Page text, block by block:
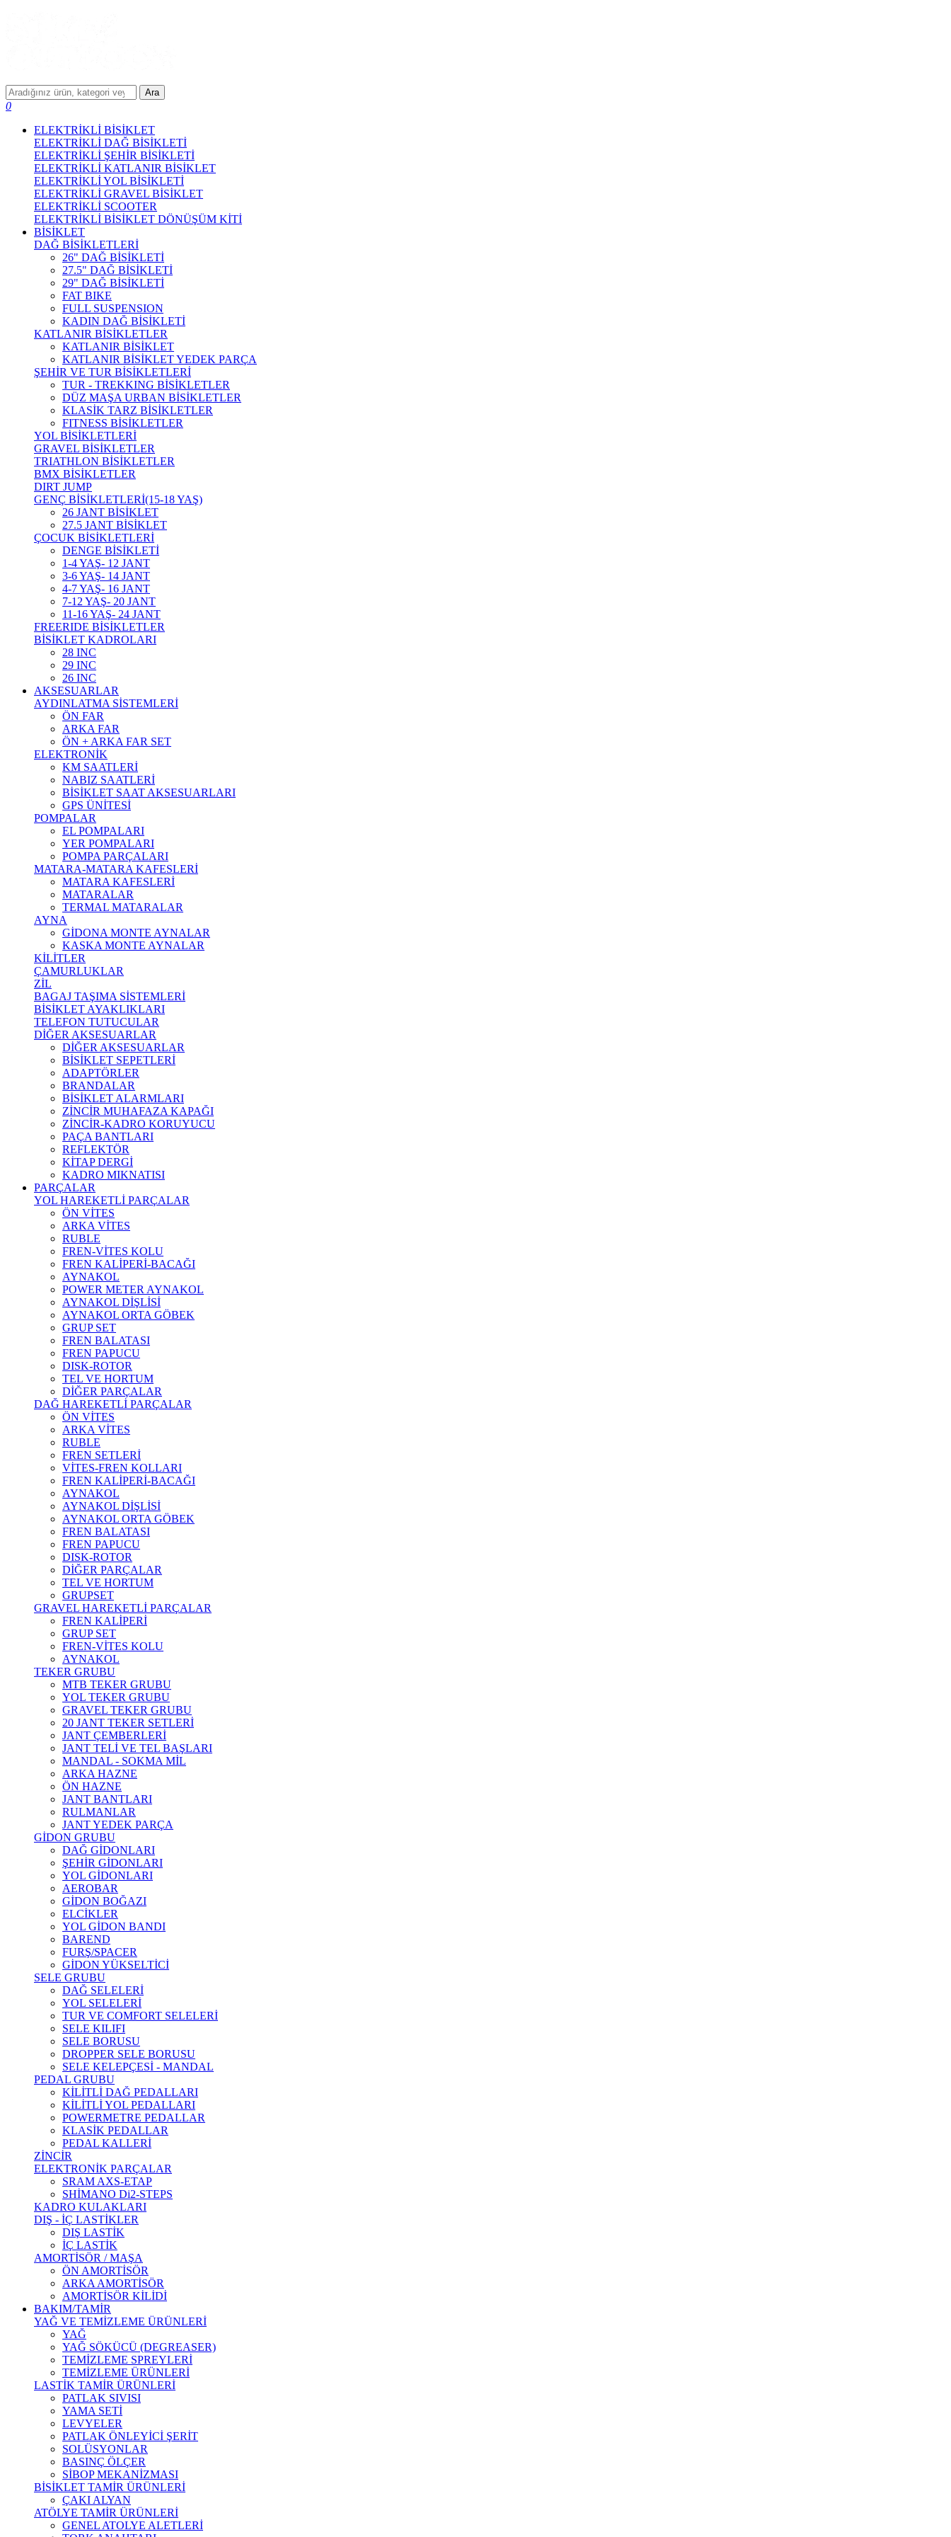
Ara
0
ELEKTRİKLİ BİSİKLET
ELEKTRİKLİ DAĞ BİSİKLETİ
ELEKTRİKLİ ŞEHİR BİSİKLETİ
ELEKTRİKLİ KATLANIR BİSİKLET
ELEKTRİKLİ YOL BİSİKLETİ
ELEKTRİKLİ GRAVEL BİSİKLET
ELEKTRİKLİ SCOOTER
ELEKTRİKLİ BİSİKLET DÖNÜŞÜM KİTİ
BİSİKLET
DAĞ BİSİKLETLERİ
26" DAĞ BİSİKLETİ
27.5" DAĞ BİSİKLETİ
29" DAĞ BİSİKLETİ
FAT BIKE
FULL SUSPENSION
KADIN DAĞ BİSİKLETİ
KATLANIR BİSİKLETLER
KATLANIR BİSİKLET
KATLANIR BİSİKLET YEDEK PARÇA
ŞEHİR VE TUR BİSİKLETLERİ
TUR - TREKKING BİSİKLETLER
DÜZ MAŞA URBAN BİSİKLETLER
KLASİK TARZ BİSİKLETLER
FITNESS BİSİKLETLER
YOL BİSİKLETLERİ
GRAVEL BİSİKLETLER
TRIATHLON BİSİKLETLER
BMX BİSİKLETLER
DIRT JUMP
GENÇ BİSİKLETLERİ(15-18 YAŞ)
26 JANT BİSİKLET
27.5 JANT BİSİKLET
ÇOCUK BİSİKLETLERİ
DENGE BİSİKLETİ
1-4 YAŞ- 12 JANT
3-6 YAŞ- 14 JANT
4-7 YAŞ- 16 JANT
7-12 YAŞ- 20 JANT
11-16 YAŞ- 24 JANT
FREERIDE BİSİKLETLER
BİSİKLET KADROLARI
28 INC
29 INC
26 INC
AKSESUARLAR
AYDINLATMA SİSTEMLERİ
ÖN FAR
ARKA FAR
ÖN + ARKA FAR SET
ELEKTRONİK
KM SAATLERİ
NABIZ SAATLERİ
BİSİKLET SAAT AKSESUARLARI
GPS ÜNİTESİ
POMPALAR
EL POMPALARI
YER POMPALARI
POMPA PARÇALARI
MATARA-MATARA KAFESLERİ
MATARA KAFESLERİ
MATARALAR
TERMAL MATARALAR
AYNA
GİDONA MONTE AYNALAR
KASKA MONTE AYNALAR
KİLİTLER
ÇAMURLUKLAR
ZİL
BAGAJ TAŞIMA SİSTEMLERİ
BİSİKLET AYAKLIKLARI
TELEFON TUTUCULAR
DİĞER AKSESUARLAR
DİĞER AKSESUARLAR
BİSİKLET SEPETLERİ
ADAPTÖRLER
BRANDALAR
BİSİKLET ALARMLARI
ZİNCİR MUHAFAZA KAPAĞI
ZİNCİR-KADRO KORUYUCU
PAÇA BANTLARI
REFLEKTÖR
KİTAP DERGİ
KADRO MIKNATISI
PARÇALAR
YOL HAREKETLİ PARÇALAR
ÖN VİTES
ARKA VİTES
RUBLE
FREN-VİTES KOLU
FREN KALİPERİ-BACAĞI
AYNAKOL
POWER METER AYNAKOL
AYNAKOL DİŞLİSİ
AYNAKOL ORTA GÖBEK
GRUP SET
FREN BALATASI
FREN PAPUCU
DISK-ROTOR
TEL VE HORTUM
DİĞER PARÇALAR
DAĞ HAREKETLİ PARÇALAR
ÖN VİTES
ARKA VİTES
RUBLE
FREN SETLERİ
VİTES-FREN KOLLARI
FREN KALİPERİ-BACAĞI
AYNAKOL
AYNAKOL DİŞLİSİ
AYNAKOL ORTA GÖBEK
FREN BALATASI
FREN PAPUCU
DISK-ROTOR
DİĞER PARÇALAR
TEL VE HORTUM
GRUPSET
GRAVEL HAREKETLİ PARÇALAR
FREN KALİPERİ
GRUP SET
FREN-VİTES KOLU
AYNAKOL
TEKER GRUBU
MTB TEKER GRUBU
YOL TEKER GRUBU
GRAVEL TEKER GRUBU
20 JANT TEKER SETLERİ
JANT ÇEMBERLERİ
JANT TELİ VE TEL BAŞLARI
MANDAL - SOKMA MİL
ARKA HAZNE
ÖN HAZNE
JANT BANTLARI
RULMANLAR
JANT YEDEK PARÇA
GİDON GRUBU
DAĞ GİDONLARI
ŞEHİR GİDONLARI
YOL GİDONLARI
AEROBAR
GİDON BOĞAZI
ELCİKLER
YOL GİDON BANDI
BAREND
FURŞ/SPACER
GİDON YÜKSELTİCİ
SELE GRUBU
DAĞ SELELERİ
YOL SELELERİ
TUR VE COMFORT SELELERİ
SELE KILIFI
SELE BORUSU
DROPPER SELE BORUSU
SELE KELEPÇESİ - MANDAL
PEDAL GRUBU
KİLİTLİ DAĞ PEDALLARI
KİLİTLİ YOL PEDALLARI
POWERMETRE PEDALLAR
KLASİK PEDALLAR
PEDAL KALLERİ
ZİNCİR
ELEKTRONİK PARÇALAR
SRAM AXS-ETAP
SHİMANO Di2-STEPS
KADRO KULAKLARI
DIŞ - İÇ LASTİKLER
DIŞ LASTİK
İÇ LASTİK
AMORTİSÖR / MAŞA
ÖN AMORTİSÖR
ARKA AMORTİSÖR
AMORTİSÖR KİLİDİ
BAKIM/TAMİR
YAĞ VE TEMİZLEME ÜRÜNLERİ
YAĞ
YAĞ SÖKÜCÜ (DEGREASER)
TEMİZLEME SPREYLERİ
TEMİZLEME ÜRÜNLERİ
LASTİK TAMİR ÜRÜNLERİ
PATLAK SIVISI
YAMA SETİ
LEVYELER
PATLAK ÖNLEYİCİ ŞERİT
SOLÜSYONLAR
BASINÇ ÖLÇER
SİBOP MEKANİZMASI
BİSİKLET TAMİR ÜRÜNLERİ
ÇAKI ALYAN
ATÖLYE TAMİR ÜRÜNLERİ
GENEL ATOLYE ALETLERİ